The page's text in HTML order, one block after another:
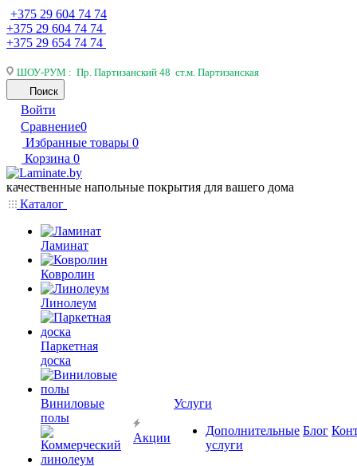
+375 29 604 74 74
+375 29 604 74 74
+375 29 654 74 74
ШОУ-РУМ : Пр. Партизанский 48 ст.м. Партизанская
Поиск
Войти
Сравнение0
Избранные товары 0
Корзина 0
качественные напольные покрытия для вашего дома
Каталог
Ламинат
Ковролин
Линолеум
Паркетная
доска
Виниловые
полы
Акции
Услуги
Дополнительные
услуги
Блог